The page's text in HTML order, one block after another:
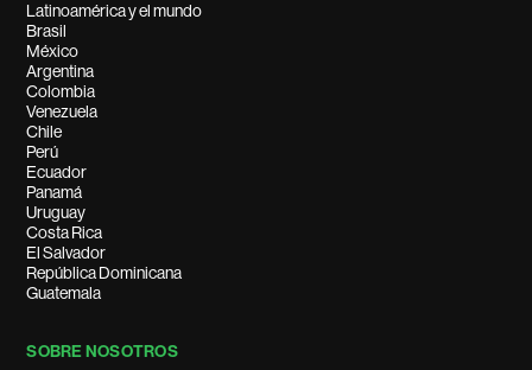
Latinoamérica y el mundo
Brasil
México
Argentina
Colombia
Venezuela
Chile
Perú
Ecuador
Panamá
Uruguay
Costa Rica
El Salvador
República Dominicana
Guatemala
SOBRE NOSOTROS